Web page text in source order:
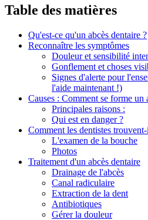
Table des matières
Qu'est-ce qu'un abcès dentaire ?
Reconnaître les symptômes
Douleur et sensibilité
Gonflement et choses
Signes d'alerte pour
l'aide maintenant !)
Causes : Comment se forme un
Principales raisons :
Qui est en danger ?
Comment les dentistes
L'examen de la bouche
Photos
Traitement d'un abcès dentaire
Drainage de l'abcès
Canal radiculaire
Extraction de la dent
Antibiotiques
Gérer la douleur